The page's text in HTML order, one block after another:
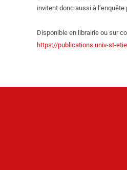
invitent donc aussi à l’enquête
Disponible en librairie ou sur
https://publications.univ-st-